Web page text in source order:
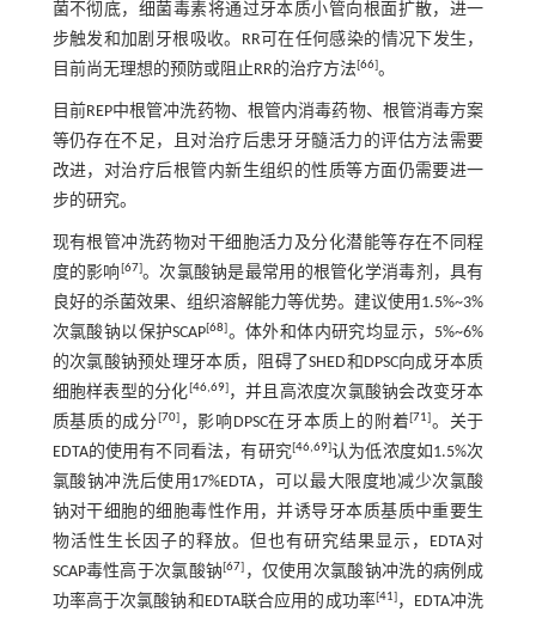
菌不彻底，细菌毒素将通过牙本质小管向根面扩散，进一
步触发和加剧牙根吸收。RR可在任何感染的情况下发生，
目前尚无理想的预防或阻止RR的治疗方法[66]。
目前REP中根管冲洗药物、根管内消毒药物、根管消毒方案
等仍存在不足，且对治疗后患牙牙髓活力的评估方法需要
改进，对治疗后根管内新生组织的性质等方面仍需要进一
步的研究。
现有根管冲洗药物对干细胞活力及分化潜能等存在不同程
度的影响 [67]。次氯酸钠是最常用的根管化学消毒剂，具有
良好的杀菌效果、组织溶解能力等优势。建议使用1.5%~3%
次氯酸钠以保护SCAP[68]。体外和体内研究均显示，5%~6%
的次氯酸钠预处理牙本质，阻碍了SHED和DPSC向成牙本质
细胞样表型的分化[46,69]，并且高浓度次氯酸钠会改变牙本
质基质的成分[70]，影响DPSC在牙本质上的附着[71]。关于
EDTA的使用有不同看法，有研究[46,69]认为低浓度如1.5%次
氯酸钠冲洗后使用17%EDTA，可以最大限度地减少次氯酸
钠对干细胞的细胞毒性作用，并诱导牙本质基质中重要生
物活性生长因子的释放。但也有研究结果显示，EDTA对
SCAP毒性高于次氯酸钠[67] ，仅使用次氯酸钠冲洗的病例成
功率高于次氯酸钠和EDTA联合应用的成功率[41]，EDTA冲洗